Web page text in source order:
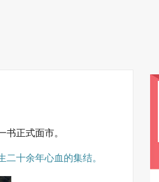
书正式面市。
十余年心血的集结。